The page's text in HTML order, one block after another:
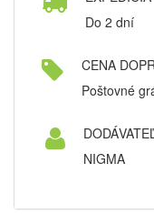
Do 2 dní
CENA
Poštovné
NIGMA